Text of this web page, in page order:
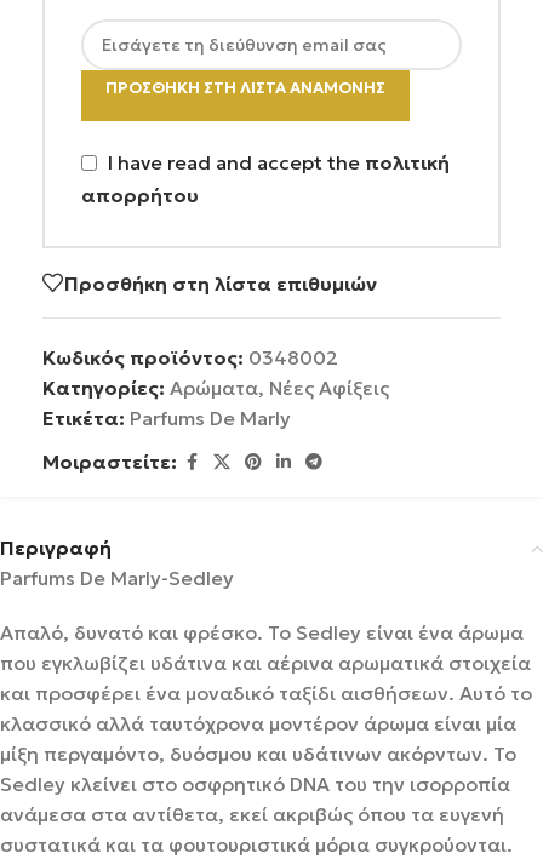
ΠΡΟΣΘΉΚΗ ΣΤΗ ΛΊΣΤΑ ΑΝΑΜΟΝΉΣ
I have read and accept the πολιτική
απορρήτου
Προσθήκη στη λίστα επιθυμιών
Κωδικός προϊόντος: 0348002
Κατηγορίες: Αρώματα, Νέες Αφίξεις
Ετικέτα: Parfums De Marly
Μοιραστείτε:
Περιγραφή
Parfums De Marly-Sedley
Απαλό, δυνατό και φρέσκο. Το Sedley είναι ένα άρωμα
που εγκλωβίζει υδάτινα και αέρινα αρωματικά στοιχεία
και προσφέρει ένα μοναδικό ταξίδι αισθήσεων. Αυτό το
κλασσικό αλλά ταυτόχρονα μοντέρον άρωμα είναι μία
μίξη περγαμόντο, δυόσμου και υδάτινων ακόρντων. Το
Sedley κλείνει στο οσφρητικό DNA του την ισορροπία
ανάμεσα στα αντίθετα, εκεί ακριβώς όπου τα ευγενή
συστατικά και τα φουτουριστικά μόρια συγκρούονται.